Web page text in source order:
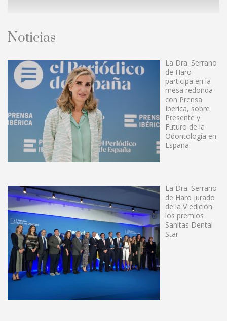
Noticias
La Dra. Serrano
de Haro
participa en la
mesa redonda
con Prensa
Iberica, sobre
Presente y
Futuro de la
Odontología en
España
La Dra. Serrano
de Haro jurado
de la V edición
los premios
Sanitas Dental
Star